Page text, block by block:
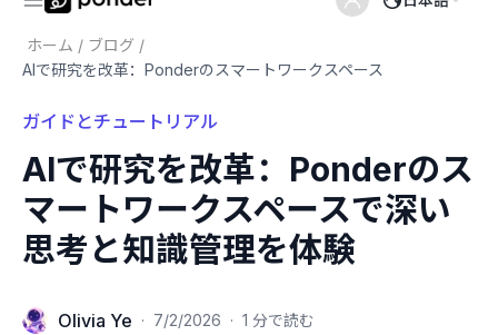
ホーム / ブログ /
AIで研究を改革：Ponderのスマートワークスペース
ガイドとチュートリアル
AIで研究を改革：Ponderのス
マートワークスペースで深い
思考と知識管理を体験
Olivia Ye · 7/2/2026 · 1 分で読む